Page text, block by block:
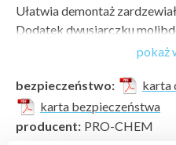
Ułatwia demontaż
Dodatek dwusiarczku
elementów urządzeń, dzięki
zabezpiecza powierzchnie
Sposób użycia
Przed użyciem wstrząsnąć,
pokaż
bezpieczeństwo:
karta
karta bezpieczeństwa
producent: PRO-CHEM